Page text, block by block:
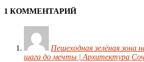
1 КОММЕНТАРИЙ
Пешеходная зелёная зона
шага до мечты | Архитектура